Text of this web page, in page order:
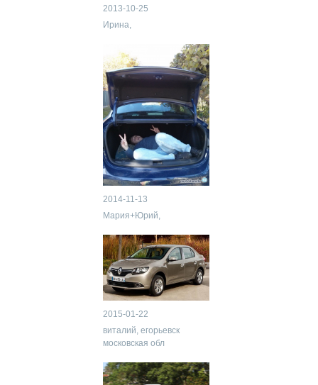
2013-10-25
Ирина,
2014-11-13
Мария+Юрий,
2015-01-22
виталий, егорьевск
московская обл